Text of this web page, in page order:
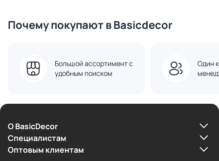
Почему покупают в Basicdecor
Большой ассортимент с
удобным поиском
Один
О BasicDecor
Cпециалистам
Оптовым клиентам